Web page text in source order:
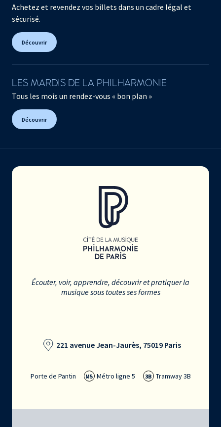
Achetez et revendez vos billets dans un cadre légal et
sécurisé.
Découvrir
LES MARDIS DE LA PHILHARMONIE
Tous les mois un rendez-vous « bon plan »
Découvrir
Écouter, voir, apprendre, découvrir et pratiquer la
musique sous toutes ses formes
221 avenue Jean-Jaurès, 75019 Paris
Porte de Pantin M5 Métro ligne 5 3B Tramway 3B